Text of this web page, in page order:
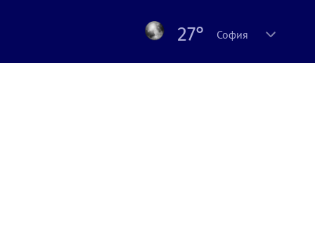
27° София